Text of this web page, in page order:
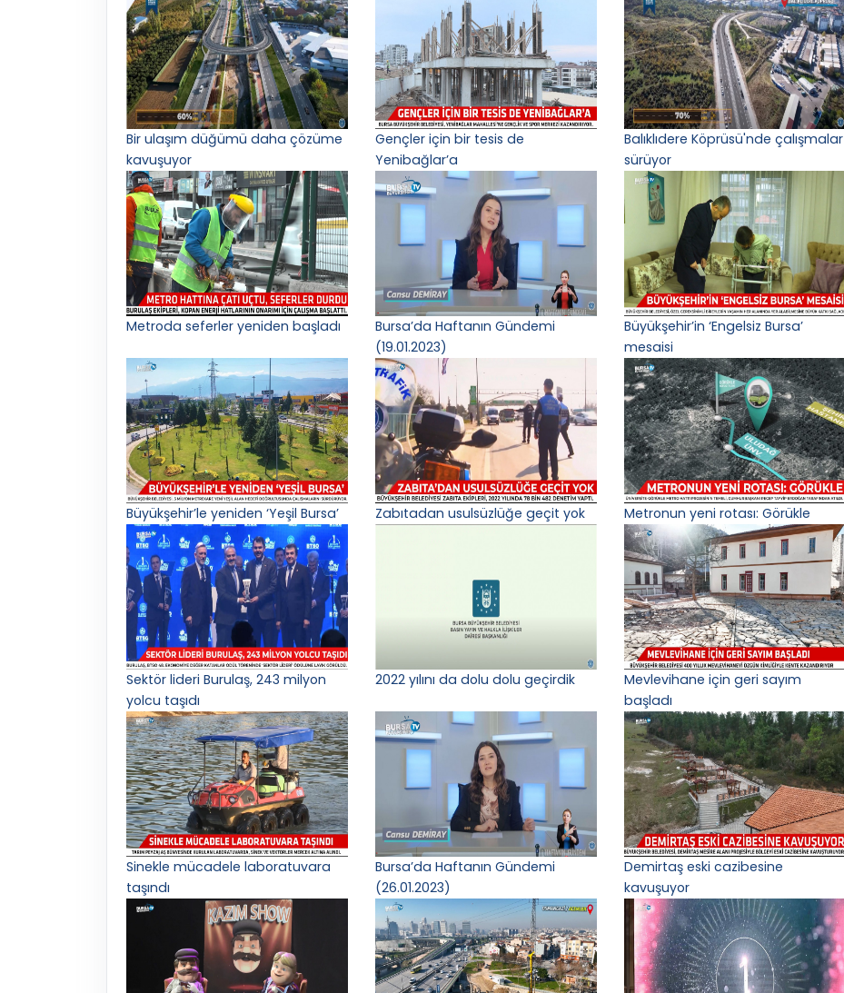
Bir ulaşım düğümü daha çözüme
kavuşuyor
Gençler için bir tesis de
Yenibağlar’a
Balıklıdere Köprüsü'nde çalışmalar
sürüyor
Metroda seferler yeniden başladı
Bursa’da Haftanın Gündemi
(19.01.2023)
Büyükşehir’in ‘Engelsiz Bursa’
mesaisi
Büyükşehir’le yeniden ‘Yeşil Bursa’ Zabıtadan usulsüzlüğe geçit yok Metronun yeni rotası: Görükle
Sektör lideri Burulaş, 243 milyon
yolcu taşıdı
2022 yılını da dolu dolu geçirdik
Mevlevihane için geri sayım
başladı
Sinekle mücadele laboratuvara
taşındı
Bursa’da Haftanın Gündemi
(26.01.2023)
Demirtaş eski cazibesine
kavuşuyor